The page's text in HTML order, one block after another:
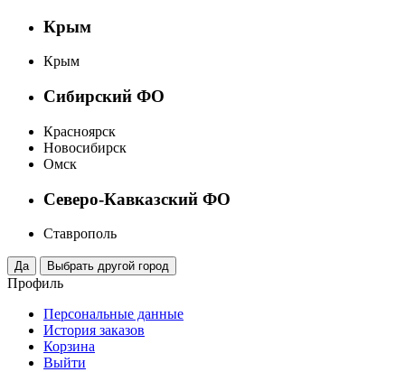
Крым
Крым
Сибирский ФО
Красноярск
Новосибирск
Омск
Северо-Кавказский ФО
Ставрополь
Профиль
Персональные данные
История заказов
Корзина
Выйти